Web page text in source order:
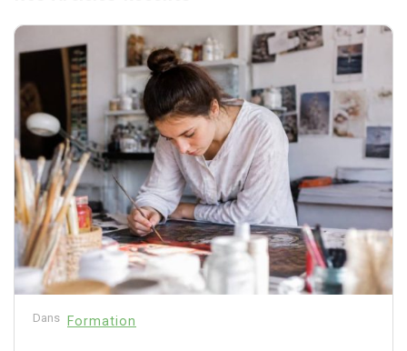
Dans Formation